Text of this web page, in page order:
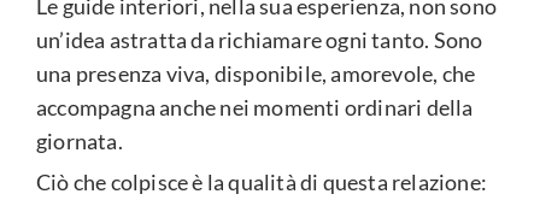
Le guide interiori, nella sua esperienza, non sono
un’idea astratta da richiamare ogni tanto. Sono
una presenza viva, disponibile, amorevole, che
accompagna anche nei momenti ordinari della
giornata.
Ciò che colpisce è la qualità di questa relazione: